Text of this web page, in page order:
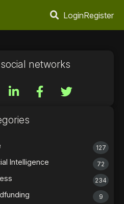
LoginRegister
networks
127
Intelligence 72
234
9